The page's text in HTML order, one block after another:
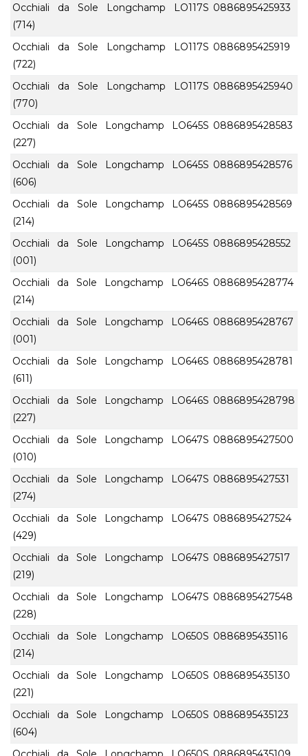
Occhiali da Sole Longchamp LO117S
(714)
0886895425933
Occhiali da Sole Longchamp LO117S
(722)
0886895425919
Occhiali da Sole Longchamp LO117S
(770)
0886895425940
Occhiali da Sole Longchamp LO645S
(227)
0886895428583
Occhiali da Sole Longchamp LO645S
(606)
0886895428576
Occhiali da Sole Longchamp LO645S
(214)
0886895428569
Occhiali da Sole Longchamp LO645S
(001)
0886895428552
Occhiali da Sole Longchamp LO646S
(214)
0886895428774
Occhiali da Sole Longchamp LO646S
(001)
0886895428767
Occhiali da Sole Longchamp LO646S
(611)
0886895428781
Occhiali da Sole Longchamp LO646S
(227)
0886895428798
Occhiali da Sole Longchamp LO647S
(010)
0886895427500
Occhiali da Sole Longchamp LO647S
(274)
0886895427531
Occhiali da Sole Longchamp LO647S
(429)
0886895427524
Occhiali da Sole Longchamp LO647S
(219)
0886895427517
Occhiali da Sole Longchamp LO647S
(228)
0886895427548
Occhiali da Sole Longchamp LO650S
(214)
0886895435116
Occhiali da Sole Longchamp LO650S
(221)
0886895435130
Occhiali da Sole Longchamp LO650S
(604)
0886895435123